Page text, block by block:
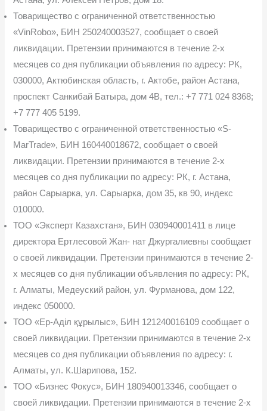
Товарищество с ограниченной ответственностью
«VinRobo», БИН 250240003527, сообщает о своей
ликвидации. Претензии принимаются в течение 2-х
месяцев со дня пу­бликации объявления по адресу: РК,
030000, Актюбинская область, г. Актобе, район Астана,
проспект Санкибай Батыра, дом 4В, тел.: +7 771 024 8368;
+7 777 405 5199.
Товарищество с ограниченной ответственностью «S-
MarTrade», БИН 160440018672, сообщает о своей
ликвидации. Претензии принимаются в течение 2-х
месяцев со дня публи­кации по адресу: РК, г. Астана,
район Сарыарка, ул. Сарыарка, дом 35, кв 90, индекс
010000.
ТОО «Эксперт Казахстан», БИН 030940001411 в лице
директора Ертлесовой Жан- нат Джургалиевны сообщает
о своей ликвидации. Претензии принимаются в течение 2-
х месяцев со дня публикации объявления по адресу: РК,
г. Алматы, Медеуский район, ул. Фурманова, дом 122,
индекс 050000.
ТОО «Ер-Аділ құрылыс», БИН 121240016109 сообщает о
своей ликвидации. Пре­тензии принимаются в течение 2-х
месяцев со дня публикации объявления по адресу: г.
Алматы, ул. К.Шарипова, 152.
ТОО «Бизнес Фокус», БИН 180940013346, сообщает о
своей ликвидации. Претен­зии принимаются в течение 2-х